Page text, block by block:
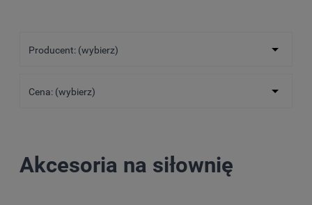
Producent: (wybierz)
Cena: (wybierz)
Akcesoria na siłownię